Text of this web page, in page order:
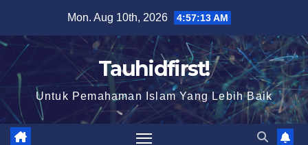
content
Mon. Aug 10th, 2026 4:57:13 AM
Tauhidfirst!
Untuk Pemahaman Islam Yang Lebih Baik